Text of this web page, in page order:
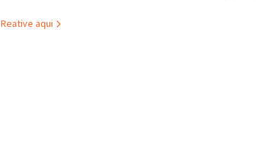
Reative aqui